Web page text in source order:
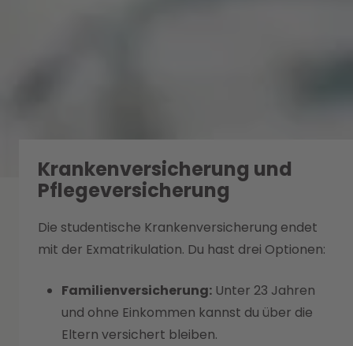
Krankenversicherung und
Pflegeversicherung
Die studentische Krankenversicherung endet
mit der Exmatrikulation. Du hast drei Optionen:
Familienversicherung: Unter 23 Jahren
und ohne Einkommen kannst du über die
Eltern versichert bleiben.